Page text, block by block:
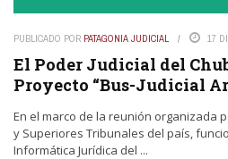
PUBLICADO POR PATAGONIA JUDICIAL 17
El Poder Judicial del
Proyecto “Bus-Judicial
En el marco de la reunión organizada
y Superiores Tribunales del país,
Informática Jurídica del ...